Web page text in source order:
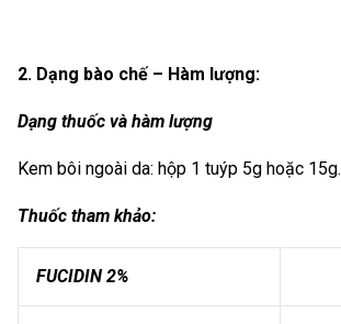
2. Dạng bào chế – Hàm lượng:
Dạng thuốc và hàm lượng
Kem bôi ngoài da: hộp 1 tuýp 5g hoặc 15g.
Thuốc tham khảo:
FUCIDIN 2%